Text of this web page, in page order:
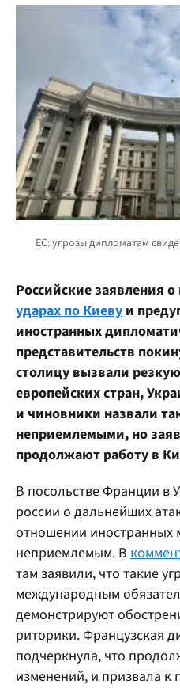
Российские заявления
ударах по Киеву и
иностранных
представительств
столицу вызвали
европейских стран,
и чиновники назвали
неприемлемыми, но
продолжают работу в
В посольстве Франции в
россии о дальнейших
отношении иностранных
неприемлемым. В
там заявили, что такие
международным
демонстрируют
риторики. Французская
подчеркнула, что
изменений, и призвала